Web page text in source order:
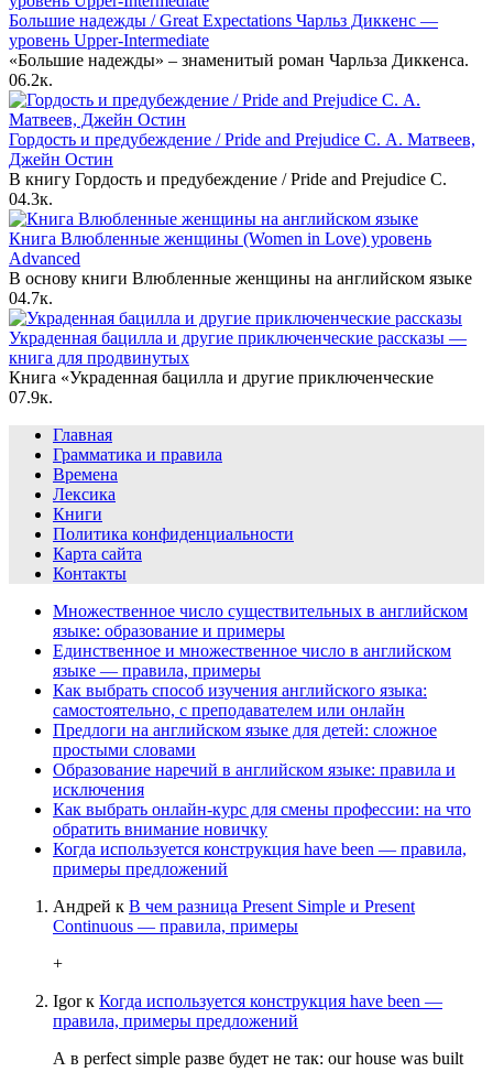
Большие надежды / Great Expectations Чарльз Диккенс —
уровень Upper-Intermediate
«Большие надежды» – знаменитый роман Чарльза Диккенса.
06.2к.
Гордость и предубеждение / Pride and Prejudice С. А. Матвеев,
Джейн Остин
В книгу Гордость и предубеждение / Pride and Prejudice С.
04.3к.
Книга Влюбленные женщины (Women in Love) уровень
Advanced
В основу книги Влюбленные женщины на английском языке
04.7к.
Украденная бацилла и другие приключенческие рассказы —
книга для продвинутых
Книга «Украденная бацилла и другие приключенческие
07.9к.
Главная
Грамматика и правила
Времена
Лексика
Книги
Политика конфиденциальности
Карта сайта
Контакты
Множественное число существительных в английском
языке: образование и примеры
Единственное и множественное число в английском
языке — правила, примеры
Как выбрать способ изучения английского языка:
самостоятельно, с преподавателем или онлайн
Предлоги на английском языке для детей: сложное
простыми словами
Образование наречий в английском языке: правила и
исключения
Как выбрать онлайн-курс для смены профессии: на что
обратить внимание новичку
Когда используется конструкция have been — правила,
примеры предложений
Андрей к В чем разница Present Simple и Present
Continuous — правила, примеры
+
Igorк Когда используется конструкция have been —
правила, примеры предложений
А в perfect simple разве будет не так: our house was built